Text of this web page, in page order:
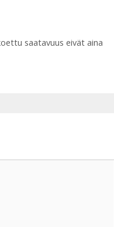
saatavuus eivät aina